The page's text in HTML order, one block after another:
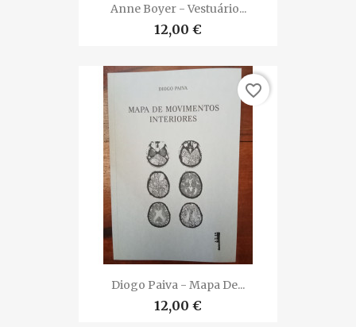
Anne Boyer - Vestuário...
12,00 €
Diogo Paiva - Mapa De...
12,00 €
favorite_border